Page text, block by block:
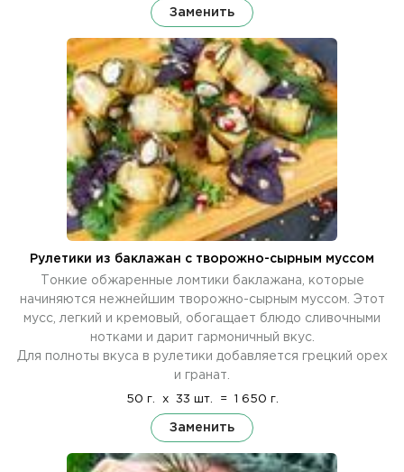
Заменить
Рулетики из баклажан с творожно-сырным муссом
Тонкие обжаренные ломтики баклажана, которые
начиняются нежнейшим творожно-сырным муссом. Этот
мусс, легкий и кремовый, обогащает блюдо сливочными
нотками и дарит гармоничный вкус.
Для полноты вкуса в рулетики добавляется грецкий орех
и гранат.
50 г. x 33 шт. = 1 650 г.
Заменить